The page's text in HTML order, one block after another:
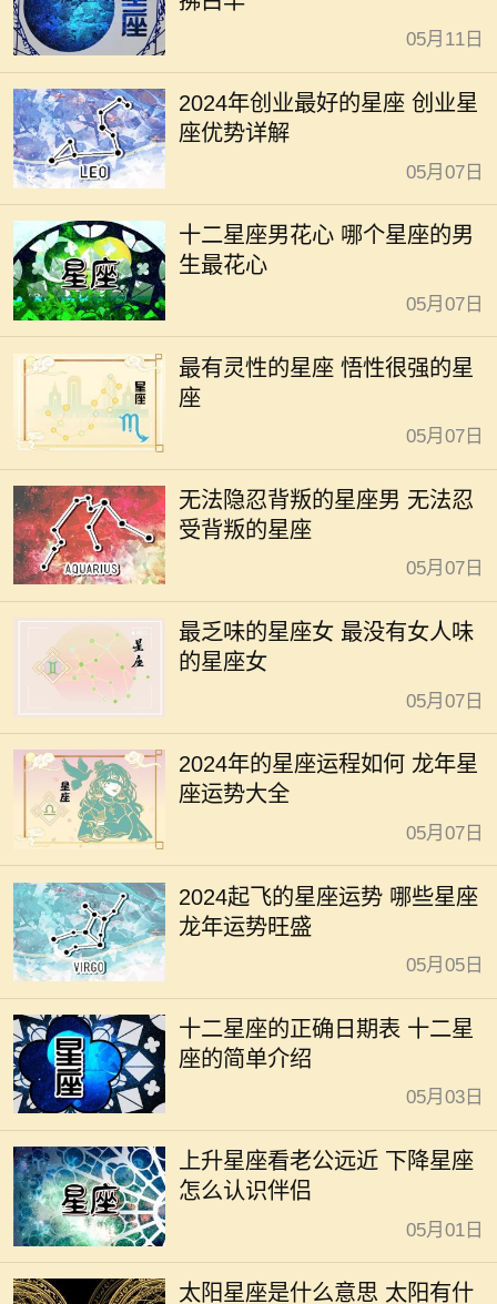
05月11日
2024年创业最好的星座 创业星
座优势详解
05月07日
十二星座男花心 哪个星座的男
生最花心
05月07日
最有灵性的星座 悟性很强的星
座
05月07日
无法隐忍背叛的星座男 无法忍
受背叛的星座
05月07日
最乏味的星座女 最没有女人味
的星座女
05月07日
2024年的星座运程如何 龙年星
座运势大全
05月07日
2024起飞的星座运势 哪些星座
龙年运势旺盛
05月05日
十二星座的正确日期表 十二星
座的简单介绍
05月03日
上升星座看老公远近 下降星座
怎么认识伴侣
05月01日
太阳星座是什么意思 太阳有什